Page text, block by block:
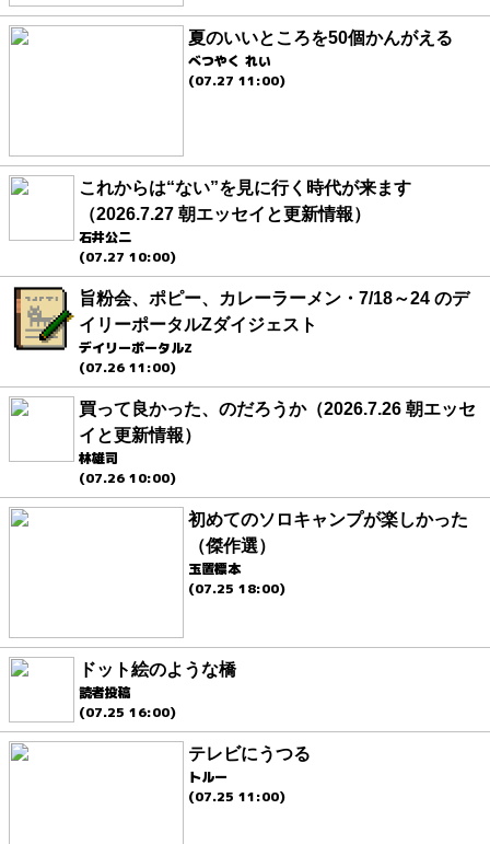
夏のいいところを50個かんがえる
べつやく れい
(07.27 11:00)
これからは“ない”を見に行く時代が来ます
（2026.7.27 朝エッセイと更新情報）
石井公二
(07.27 10:00)
旨粉会、ポピー、カレーラーメン・7/18～24 のデ
イリーポータルZダイジェスト
デイリーポータルZ
(07.26 11:00)
買って良かった、のだろうか（2026.7.26 朝エッセ
イと更新情報）
林雄司
(07.26 10:00)
初めてのソロキャンプが楽しかった
（傑作選）
玉置標本
(07.25 18:00)
ドット絵のような橋
読者投稿
(07.25 16:00)
テレビにうつる
トルー
(07.25 11:00)